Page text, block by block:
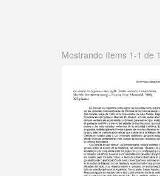
Mostrando ítems 1-1 de 1